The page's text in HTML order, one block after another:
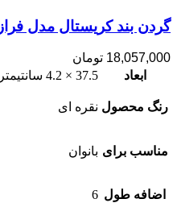
گردن بند کریستال مدل فراز
18,057,000 تومان
ابعاد
37.5 × 4.2 سانتیمتر
رنگ محصول نقره ای
مناسب برای بانوان
اضافه طول 6